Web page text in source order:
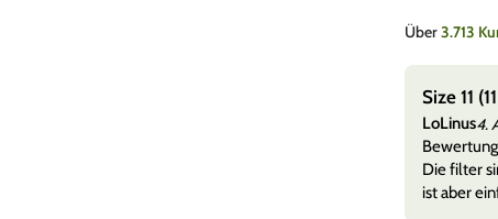
Über3.713
Size 11
LoLinus4.
Die filter
ist aber